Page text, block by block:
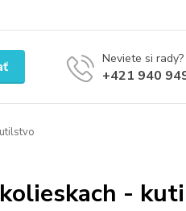
Neviete si
+421 940
-